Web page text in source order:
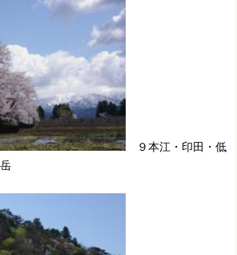
９本江・印田・低